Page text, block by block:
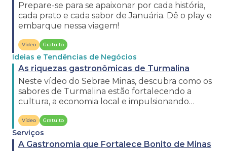
Prepare-se para se apaixonar por cada história,
cada prato e cada sabor de Januária. Dê o play e
embarque nessa viagem!
Vídeo Gratuito
Ideias e Tendências de Negócios
As riquezas gastronômicas de Turmalina
Neste vídeo do Sebrae Minas, descubra como os
sabores de Turmalina estão fortalecendo a
cultura, a economia local e impulsionando
Vídeo Gratuito
Serviços
A Gastronomia que Fortalece Bonito de Minas